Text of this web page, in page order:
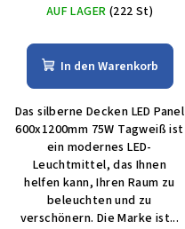
AUF LAGER (222 St)
In den Warenkorb
Das silberne Decken LED Panel
600x1200mm 75W Tagweiß ist
ein modernes LED-
Leuchtmittel, das Ihnen
helfen kann, Ihren Raum zu
beleuchten und zu
verschönern. Die Marke ist...